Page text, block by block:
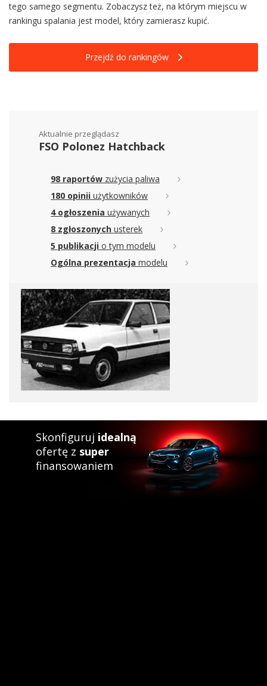
tego samego segmentu. Zobaczysz też, na którym miejscu w
rankingu spalania jest model, który zamierasz kupić.
Przejdź do rankingów
Aktualnie przeglądasz
FSO Polonez Hatchback
98 raportów zużycia paliwa
180 opinii użytkowników
4 ogłoszenia używanych
8 zgłoszonych usterek
5 publikacji o tym modelu
Ogólna prezentacja modelu
Skonfiguruj idealną
ofertę z super
finansowaniem